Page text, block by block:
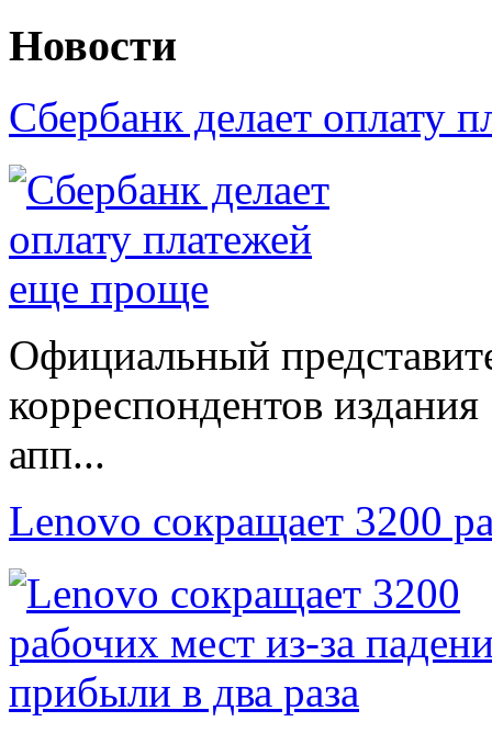
Новости
Сбербанк делает
Официальный
корреспондентов
апп...
Lenovo сокращает 3200